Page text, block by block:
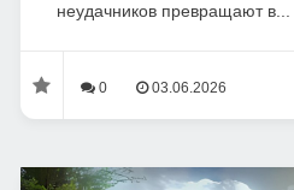
неудачников превращают в...
0 03.06.2026